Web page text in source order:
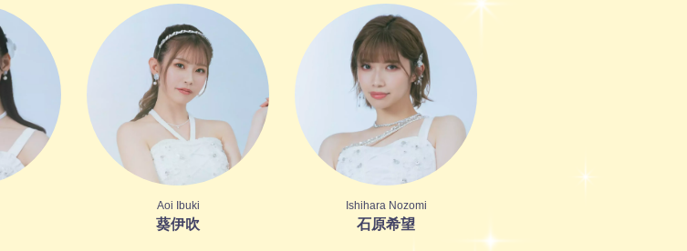
Aoi Ibuki
葵伊吹
Ishihara Nozomi
石原希望